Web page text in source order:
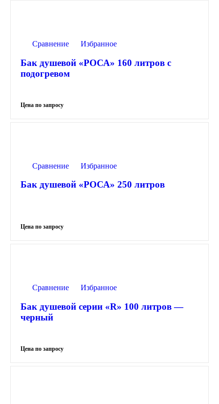
Сравнение Избранное
Бак душевой «РОСА» 160 литров с
подогревом
Сравнение Избранное
Бак душевой «РОСА» 250 литров
Сравнение Избранное
Бак душевой серии «R» 100 литров —
черный